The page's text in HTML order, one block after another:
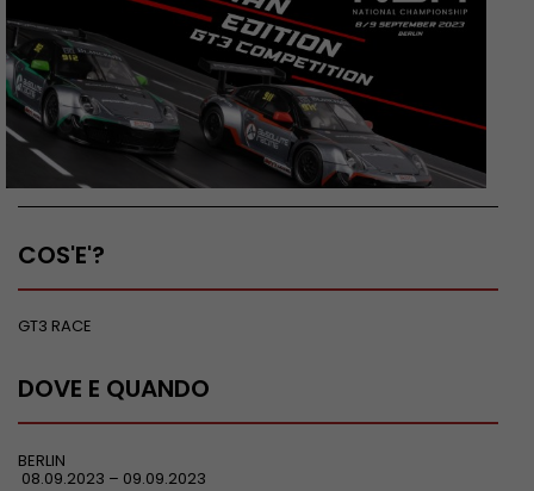
COS'E'?
GT3 RACE
DOVE E QUANDO
BERLIN
08.09.2023 – 09.09.2023